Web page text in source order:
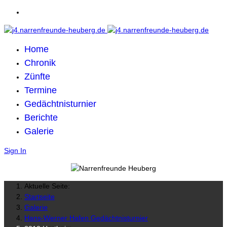
Home
Chronik
Zünfte
Termine
Gedächtnisturnier
Berichte
Galerie
Sign In
Aktuelle Seite:
Startseite
Galerie
Hans-Werner Hafen Gedächtnisturnier